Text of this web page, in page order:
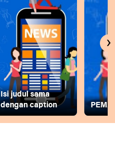
Isi judul sama
dengan caption
›